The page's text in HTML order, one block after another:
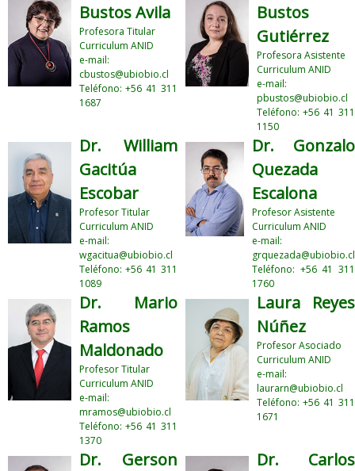
Bustos Avila
Profesora Titular
Curriculum ANID
e-mail:
cbustos@ubiobio.cl
Teléfono: +56 41 311
1687
Bustos
Gutiérrez
Profesora Asistente
Curriculum ANID
e-mail:
pbustos@ubiobio.cl
Teléfono: +56 41 311
1150
Dr. William
Gacitúa
Escobar
Profesor Titular
Curriculum ANID
e-mail:
wgacitua@ubiobio.cl
Teléfono: +56 41 311
1089
Dr. Gonzalo
Quezada
Escalona
Profesor Asistente
Curriculum ANID
e-mail:
grquezada@ubiobio.cl
Teléfono: +56 41 311
1760
Dr. Mario
Ramos
Maldonado
Profesor Titular
Curriculum ANID
e-mail:
mramos@ubiobio.cl
Teléfono: +56 41 311
1370
Laura Reyes
Núñez
Profesor Asociado
Curriculum ANID
e-mail:
laurarn@ubiobio.cl
Teléfono: +56 41 311
1671
Dr. Gerson
Dr. Carlos